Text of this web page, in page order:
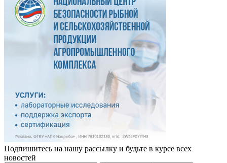
Подпишитесь на нашу рассылку и будьте в курсе всех
новостей